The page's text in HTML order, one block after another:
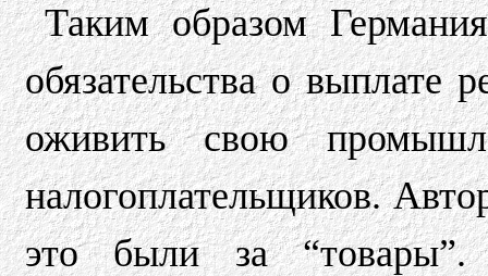
Таким образом
обязательства о выплате
оживить свою
налогоплательщиков.
это были за